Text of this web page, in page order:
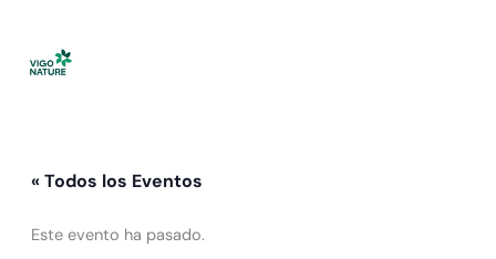
contenido
« Todos los Eventos
Este evento ha pasado.